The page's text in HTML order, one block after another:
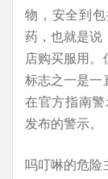
物，安全到
药，也就是说
店购买服用。
标志之一是一
在官方指南
发布的警示。
吗叮啉的危险